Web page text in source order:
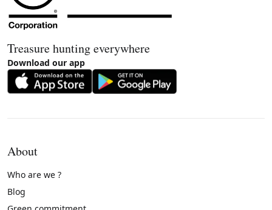
Treasure hunting everywhere
Download our app
About
Who are we ?
Blog